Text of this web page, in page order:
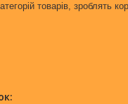
товарів, зроблять